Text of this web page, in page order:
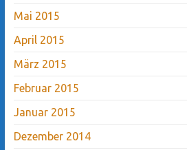
Mai 2015
April 2015
März 2015
Februar 2015
Januar 2015
Dezember 2014